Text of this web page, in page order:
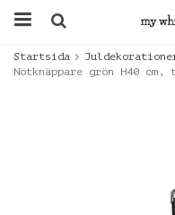
Startsida
Nötknäppare grön H40